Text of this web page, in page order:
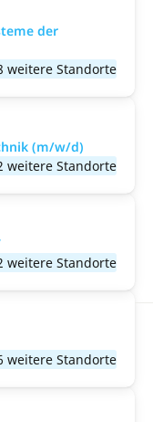
der
weitere Standorte
(m/w/d)
weitere Standorte
weitere Standorte
weitere Standorte